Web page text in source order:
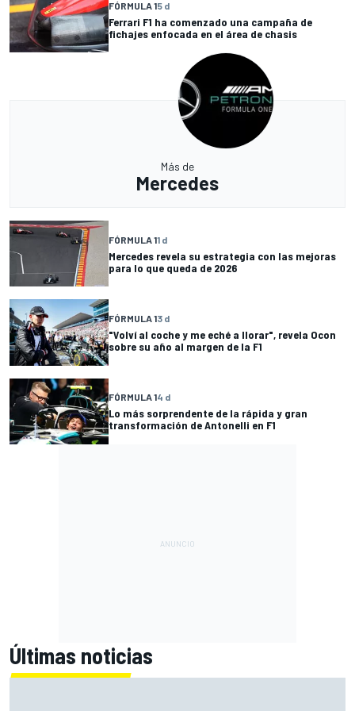
FÓRMULA 15 d
Ferrari F1 ha comenzado una campaña de
fichajes enfocada en el área de chasis
Más de
Mercedes
FÓRMULA 11 d
Mercedes revela su estrategia con las mejoras
para lo que queda de 2026
FÓRMULA 13 d
"Volví al coche y me eché a llorar", revela Ocon
sobre su año al margen de la F1
FÓRMULA 14 d
Lo más sorprendente de la rápida y gran
transformación de Antonelli en F1
Últimas noticias